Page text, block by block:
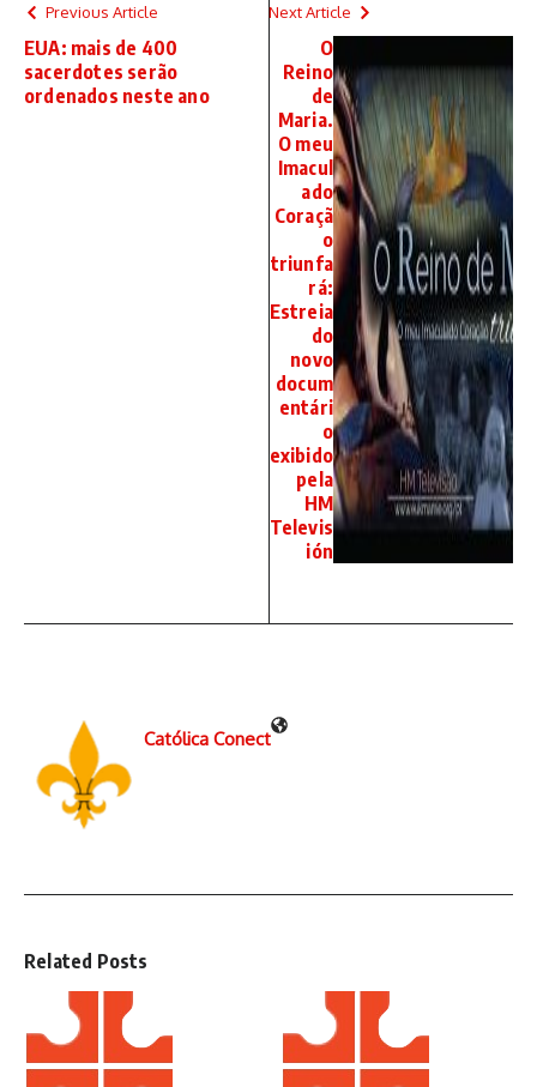
Previous Article
EUA: mais de 400
sacerdotes serão
ordenados neste ano
Next Article
O
Reino
de
Maria.
O meu
Imacul
ado
Coraçã
o
triunfa
rá:
Estreia
do
novo
docum
entári
o
exibido
pela
HM
Televis
ión
Católica Conect
Related Posts